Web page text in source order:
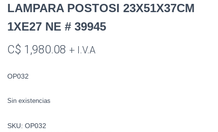
LAMPARA POSTOSI 23X51X37CM
1XE27 NE # 39945
C$ 1,980.08 + I.V.A
OP032
Sin existencias
SKU: OP032